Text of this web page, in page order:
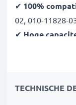
✔ 100%
02, 010-11828-
✔ Hoge
✔
TECHNISCHE